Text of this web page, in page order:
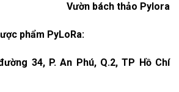
Vườn bách thảo Pylora
phẩm PyLoRa:
34, P. An Phú, Q.2, TP Hồ Chí